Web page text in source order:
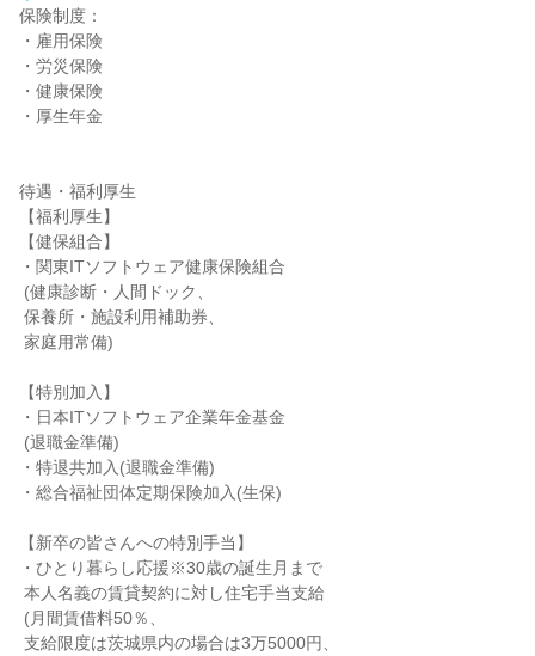
保険制度：
・雇用保険
・労災保険
・健康保険
・厚生年金
待遇・福利厚生
【福利厚生】
【健保組合】
・関東ITソフトウェア健康保険組合
【特別加入】
・日本ITソフトウェア企業年金基金
・特退共加入(退職金準備)
・総合福祉団体定期保険加入(生保)
【新卒の皆さんへの特別手当】
・ひとり暮らし応援※30歳の誕生月まで